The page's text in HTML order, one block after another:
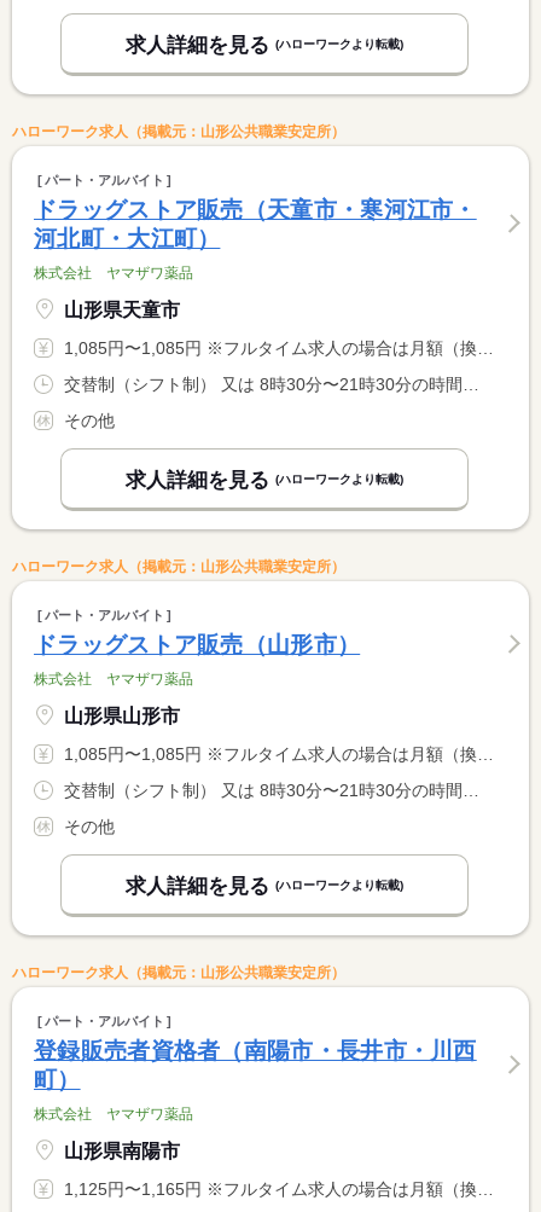
求人詳細を見る (ハローワークより転載)
ハローワーク求人（掲載元：山形公共職業安定所）
パート・アルバイト
ドラッグストア販売（天童市・寒河江市・
河北町・大江町）
株式会社 ヤマザワ薬品
山形県天童市
1,085円〜1,085円 ※フルタイム求人の場合は月額（換算額）、パート求人の場合は時間額を表示しています。
その他
求人詳細を見る (ハローワークより転載)
ハローワーク求人（掲載元：山形公共職業安定所）
パート・アルバイト
ドラッグストア販売（山形市）
株式会社 ヤマザワ薬品
山形県山形市
1,085円〜1,085円 ※フルタイム求人の場合は月額（換算額）、パート求人の場合は時間額を表示しています。
その他
求人詳細を見る (ハローワークより転載)
ハローワーク求人（掲載元：山形公共職業安定所）
パート・アルバイト
登録販売者資格者（南陽市・長井市・川西
町）
株式会社 ヤマザワ薬品
山形県南陽市
1,125円〜1,165円 ※フルタイム求人の場合は月額（換算額）、パート求人の場合は時間額を表示しています。